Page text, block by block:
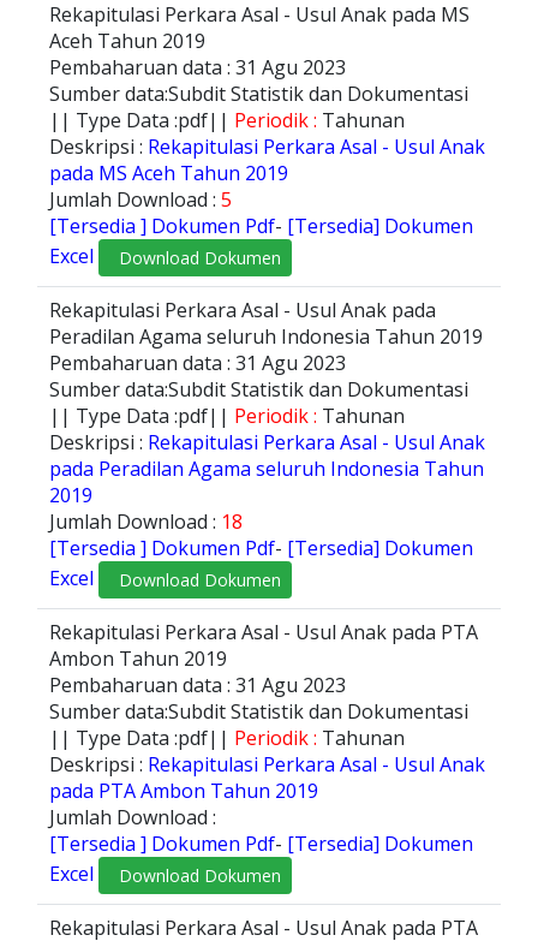
Rekapitulasi Perkara Asal - Usul Anak pada MS
Aceh Tahun 2019
Pembaharuan data : 31 Agu 2023
Sumber data:Subdit Statistik dan Dokumentasi
|| Type Data :pdf|| Periodik : Tahunan
Deskripsi : Rekapitulasi Perkara Asal - Usul Anak
pada MS Aceh Tahun 2019
Jumlah Download : 5
[Tersedia ] Dokumen Pdf- [Tersedia] Dokumen
Excel
Download Dokumen
Rekapitulasi Perkara Asal - Usul Anak pada
Peradilan Agama seluruh Indonesia Tahun 2019
Pembaharuan data : 31 Agu 2023
Sumber data:Subdit Statistik dan Dokumentasi
|| Type Data :pdf|| Periodik : Tahunan
Deskripsi : Rekapitulasi Perkara Asal - Usul Anak
pada Peradilan Agama seluruh Indonesia Tahun
2019
Jumlah Download : 18
[Tersedia ] Dokumen Pdf- [Tersedia] Dokumen
Excel
Download Dokumen
Rekapitulasi Perkara Asal - Usul Anak pada PTA
Ambon Tahun 2019
Pembaharuan data : 31 Agu 2023
Sumber data:Subdit Statistik dan Dokumentasi
|| Type Data :pdf|| Periodik : Tahunan
Deskripsi : Rekapitulasi Perkara Asal - Usul Anak
pada PTA Ambon Tahun 2019
Jumlah Download :
[Tersedia ] Dokumen Pdf- [Tersedia] Dokumen
Excel
Download Dokumen
Rekapitulasi Perkara Asal - Usul Anak pada PTA